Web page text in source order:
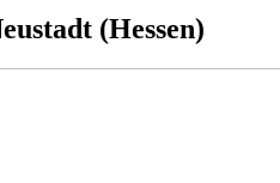
(Hessen)